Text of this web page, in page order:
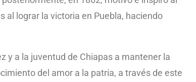
al lograr la victoria en Puebla, haciendo
y a la juventud de Chiapas a mantener la
del amor a la patria, a través de este